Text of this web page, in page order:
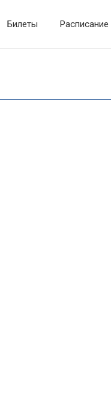
Билеты Расписание